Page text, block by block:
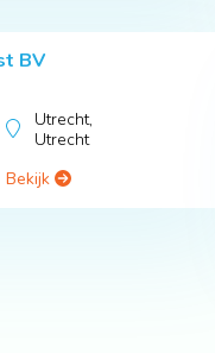
BV
Utrecht,
Utrecht
Bekijk